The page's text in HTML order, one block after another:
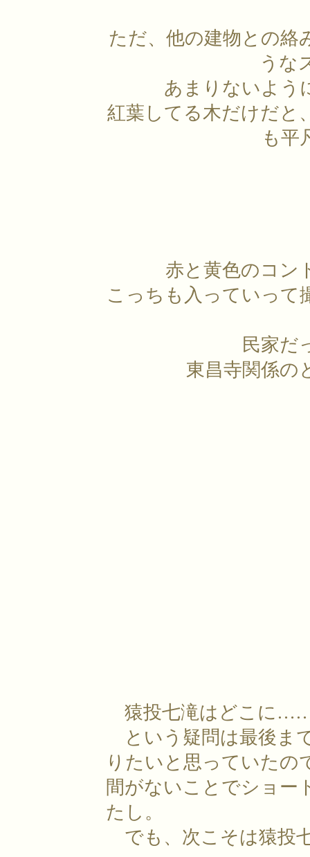
ただ、他の建物との絡
うな
あまりないよう
紅葉してる木だけだと
も平
赤と黄色のコン
こっちも入っていって
民家だ
東昌寺関係の
猿投七滝はどこに
という疑問は最後ま
りたいと思っていたの
間がないことでショー
たし。
でも、次こそは猿投